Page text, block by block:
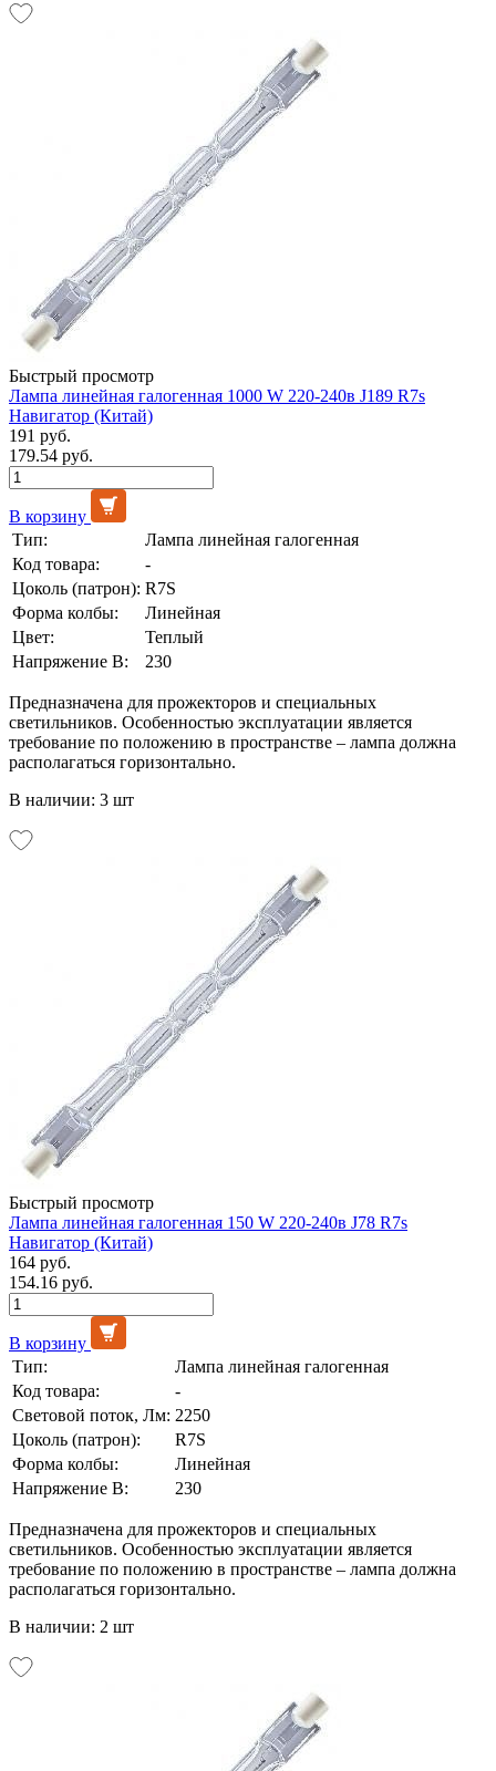
Быстрый просмотр
Лампа линейная галогенная 1000 W 220-240в J189 R7s
Навигатор (Китай)
191 руб.
179.54 руб.
В корзину
Тип:
Лампа линейная галогенная
Код товара:
-
Цоколь (патрон): R7S
Форма колбы:
Линейная
Цвет:
Теплый
Напряжение В:
230
Предназначена для прожекторов и специальных
светильников. Особенностью эксплуатации является
требование по положению в пространстве – лампа должна
располагаться горизонтально.
В наличии: 3 шт
Быстрый просмотр
Лампа линейная галогенная 150 W 220-240в J78 R7s
Навигатор (Китай)
164 руб.
154.16 руб.
В корзину
Тип:
Лампа линейная галогенная
Код товара:
-
Световой поток, Лм: 2250
Цоколь (патрон):
R7S
Форма колбы:
Линейная
Напряжение В:
230
Предназначена для прожекторов и специальных
светильников. Особенностью эксплуатации является
требование по положению в пространстве – лампа должна
располагаться горизонтально.
В наличии: 2 шт